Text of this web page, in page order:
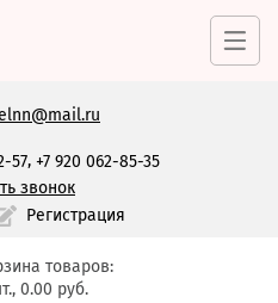
57,+7 920 062-85-35
звонок
Регистрация
товаров:
0.00 руб.